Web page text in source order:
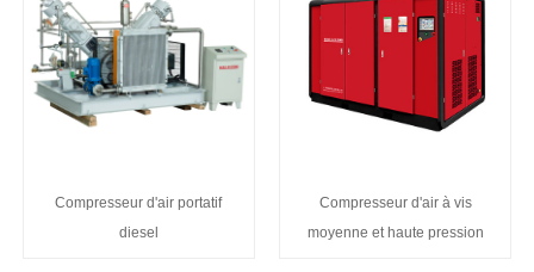
Compresseur d'air portatif
diesel
Compresseur d'air à vis
moyenne et haute pression